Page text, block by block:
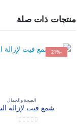
منتجات ذات صلة
-21%
الصحة والجمال
شمع فيت لإزالة